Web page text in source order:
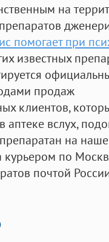
на
помогает при
известных
продаж
клиентов,
аптеке вслух,
на
по
почтой